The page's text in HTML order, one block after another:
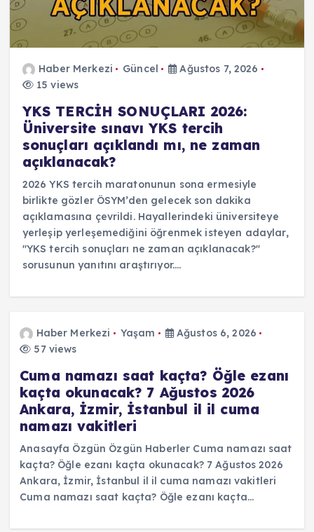
Haber Merkezi Güncel
Ağustos 7, 2026
15 views
YKS TERCİH SONUÇLARI 2026:
Üniversite sınavı YKS tercih
sonuçları açıklandı mı, ne zaman
açıklanacak?
2026 YKS tercih maratonunun sona ermesiyle
birlikte gözler ÖSYM’den gelecek son dakika
açıklamasına çevrildi. Hayallerindeki üniversiteye
yerleşip yerleşemediğini öğrenmek isteyen adaylar,
"YKS tercih sonuçları ne zaman açıklanacak?"
sorusunun yanıtını araştırıyor.…
Haber Merkezi Yaşam
Ağustos 6, 2026
57 views
Cuma namazı saat kaçta? Öğle ezanı
kaçta okunacak? 7 Ağustos 2026
Ankara, İzmir, İstanbul il il cuma
namazı vakitleri
Anasayfa Özgün Özgün Haberler Cuma namazı saat
kaçta? Öğle ezanı kaçta okunacak? 7 Ağustos 2026
Ankara, İzmir, İstanbul il il cuma namazı vakitleri
Cuma namazı saat kaçta? Öğle ezanı kaçta…